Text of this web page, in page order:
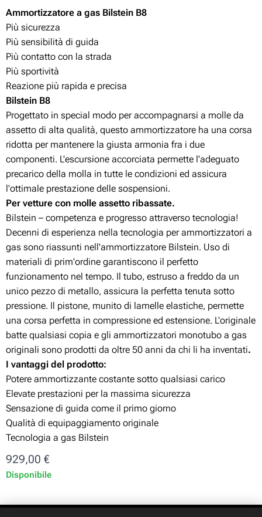
Ammortizzatore a gas Bilstein B8
Più sicurezza
Più sensibilità di guida
Più contatto con la strada
Più sportività
Reazione più rapida e precisa
Bilstein B8
Progettato in special modo per accompagnarsi a molle da
assetto di alta qualità, questo ammortizzatore ha una corsa
ridotta per mantenere la giusta armonia fra i due
componenti. L'escursione accorciata permette l'adeguato
precarico della molla in tutte le condizioni ed assicura
l'ottimale prestazione delle sospensioni.
Per vetture con molle assetto ribassate.
Bilstein – competenza e progresso attraverso tecnologia!
Decenni di esperienza nella tecnologia per ammortizzatori a
gas sono riassunti nell'ammortizzatore Bilstein. Uso di
materiali di prim'ordine garantiscono il perfetto
funzionamento nel tempo. Il tubo, estruso a freddo da un
unico pezzo di metallo, assicura la perfetta tenuta sotto
pressione. Il pistone, munito di lamelle elastiche, permette
una corsa perfetta in compressione ed estensione. L'originale
batte qualsiasi copia e gli ammortizzatori monotubo a gas
originali sono prodotti da oltre 50 anni da chi li ha inventati.
I vantaggi del prodotto:
Potere ammortizzante costante sotto qualsiasi carico
Elevate prestazioni per la massima sicurezza
Sensazione di guida come il primo giorno
Qualità di equipaggiamento originale
Tecnologia a gas Bilstein
929,00 €
Disponibile